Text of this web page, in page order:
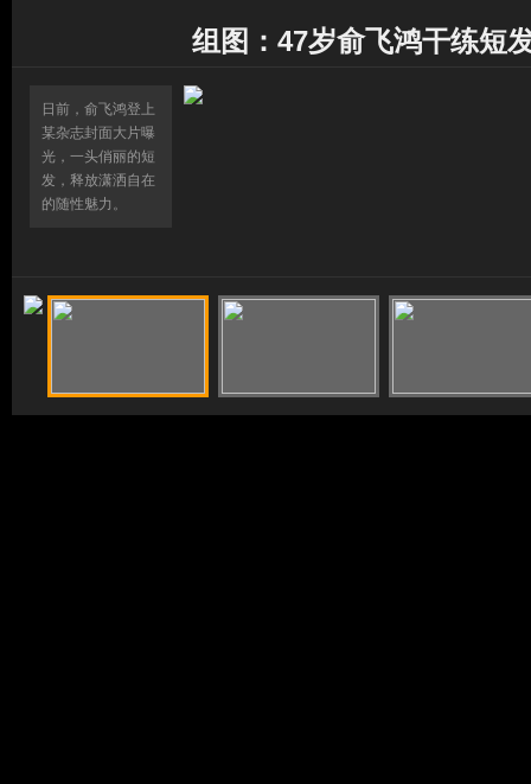
组图：47岁俞飞鸿干练短
日前，俞飞鸿登上
某杂志封面大片曝
光，一头俏丽的短
发，释放潇洒自在
的随性魅力。